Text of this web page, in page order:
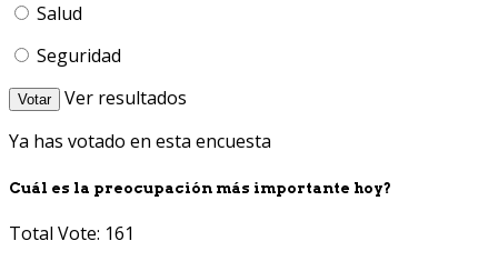
Salud
Seguridad
Votar
Ver resultados
Ya has votado en esta encuesta
Cuál es la preocupación más importante hoy?
Total Vote: 161